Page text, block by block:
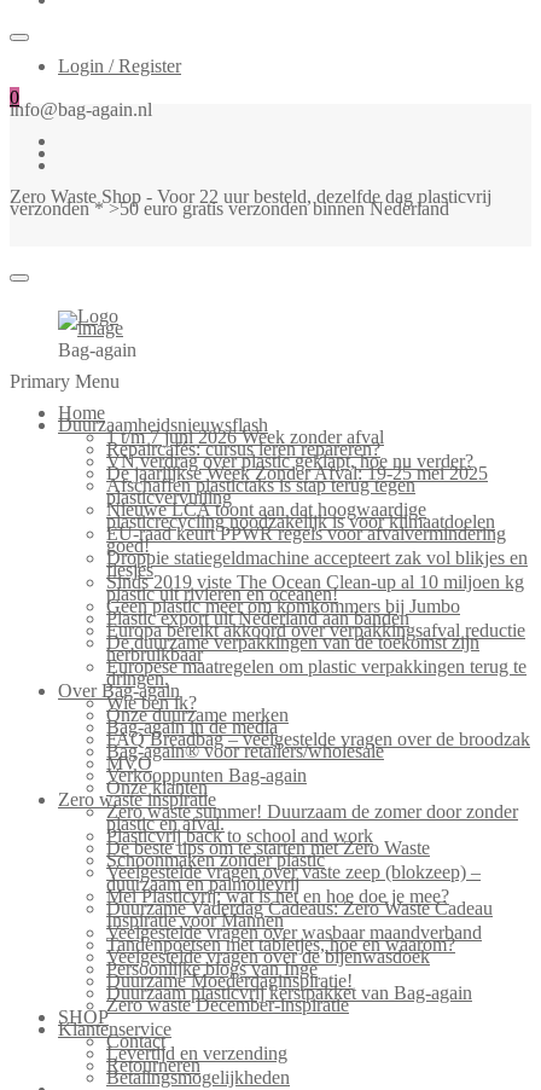
Login / Register
0
info@bag-again.nl
Zero Waste Shop - Voor 22 uur besteld, dezelfde dag plasticvrij
verzonden * >50 euro gratis verzonden binnen Nederland
Bag-again
Primary Menu
Home
Duurzaamheidsnieuwsflash
1 t/m 7 juni 2026 Week zonder afval
Repaircafés: cursus leren repareren?
VN verdrag over plastic geklapt, hoe nu verder?
De jaarlijkse Week Zonder Afval: 19-25 mei 2025
Afschaffen plastictaks is stap terug tegen
plasticvervuiling
Nieuwe LCA toont aan dat hoogwaardige
plasticrecycling noodzakelijk is voor klimaatdoelen
EU-raad keurt PPWR regels voor afvalvermindering
goed!
Droppie statiegeldmachine accepteert zak vol blikjes en
flesjes
Sinds 2019 viste The Ocean Clean-up al 10 miljoen kg
plastic uit rivieren en oceanen!
Geen plastic meer om komkommers bij Jumbo
Plastic export uit Nederland aan banden
Europa bereikt akkoord over verpakkingsafval reductie
De duurzame verpakkingen van de toekomst zijn
herbruikbaar
Europese maatregelen om plastic verpakkingen terug te
dringen.
Over Bag-again
Wie ben ik?
Onze duurzame merken
Bag-again in de media
FAQ Breadbag – veelgestelde vragen over de broodzak
Bag-again® voor retailers/wholesale
MVO
Verkooppunten Bag-again
Onze klanten
Zero waste inspiratie
Zero waste summer! Duurzaam de zomer door zonder
plastic en afval.
Plasticvrij back to school and work
De beste tips om te starten met Zero Waste
Schoonmaken zonder plastic
Veelgestelde vragen over vaste zeep (blokzeep) –
duurzaam en palmolievrij
Mei Plasticvrij: wat is het en hoe doe je mee?
Duurzame Vaderdag Cadeaus: Zero Waste Cadeau
Inspiratie voor Mannen
Veelgestelde vragen over wasbaar maandverband
Tandenpoetsen met tabletjes, hoe en waarom?
Veelgestelde vragen over de bijenwasdoek
Persoonlijke blogs van Inge
Duurzame Moederdaginspiratie!
Duurzaam plasticvrij kerstpakket van Bag-again
Zero waste December-inspiratie
SHOP
Klantenservice
Contact
Levertijd en verzending
Retourneren
Betalingsmogelijkheden